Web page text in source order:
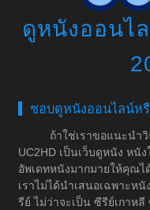
ดูหนังออนไ
ชอบดูหนังออนไลน์ห
ถ้าใช่เราขอแนะนำ
UC2HD เป็นเว็บดูหนัง หนั
อัพเดทหนังมากมายให้คุณ
เราไม่ได้นำเสนอเฉพาะห
รีย์ ไม่ว่าจะเป็น ซีรีย์เกาห